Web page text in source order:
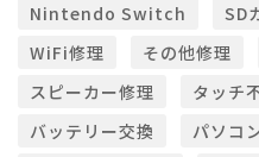
Nintendo Switch
SD
WiFi修理
その他修理
スピーカー修理
タッチ
バッテリー交換
パソコ